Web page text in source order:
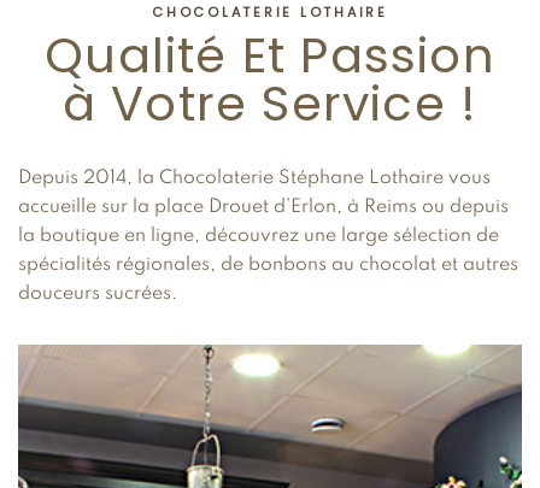
CHOCOLATERIE LOTHAIRE
Qualité Et Passion
à Votre Service !
Depuis 2014, la Chocolaterie Stéphane Lothaire vous
accueille sur la place Drouet d’Erlon, à Reims ou depuis
la boutique en ligne, découvrez une large sélection de
spécialités régionales, de bonbons au chocolat et autres
douceurs sucrées.